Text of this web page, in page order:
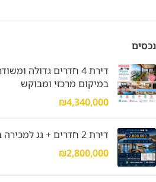
נכסים
דירת 4 חדרים גדולה
במיקום מרכזי ומבוקש
₪4,340,000
דירת 2 חדרים + גג למכירה במרינה ויליג', מרינה הרצליה
₪2,800,000